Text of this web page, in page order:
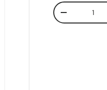
Aantal
Verlaag de